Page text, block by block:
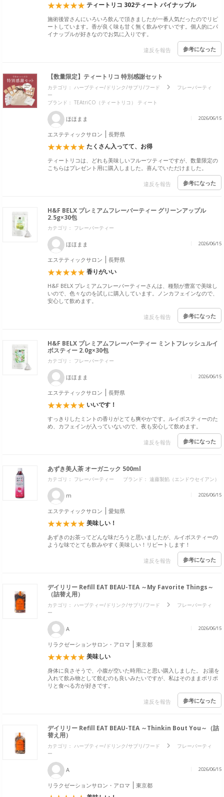
ティートリコ 302ティート パイナップル
施術後皆さんにいろいろ飲んで頂きましたが一番人気だったのでリピ
ートしています。香が良く味も甘く無く飲みやすいです。個人的にパ
イナップルが好きなのでお気に入りです。
違反を報告 参考になった
【数量限定】ティートリコ 特別感謝セット
カテゴリ： ハーブティー/ドリンク/サプリ/フード
フレーバーティ
ー
ブランド： TEAtriCO（ティートリコ） ティート
ほほまま 2026/06/15
エステティックサロン 長野県
たくさん入ってて、お得
ティートリコは、どれも美味しいフルーツティーですが、数量限定の
こちらはプレゼント用に購入しました。喜んでいただけました。
違反を報告 参考になった
H&F BELX プレミアムフレーバーティー グリーンアップル
2.5g×30包
カテゴリ： フレーバーティー
ほほまま 2026/06/15
エステティックサロン 長野県
香りがいい
H&F BELX プレミアムフレーバーティーさんは、種類が豊富で美味し
いので、色々なのを試しに購入しています。ノンカフェインなので、
安心して飲めます。
違反を報告 参考になった
H&F BELX プレミアムフレーバーティー ミントフレッシュルイ
ボスティー 2.0g×30包
カテゴリ： フレーバーティー
ほほまま 2026/06/15
エステティックサロン 長野県
いいです！
すっきりしたミントの香りがとても爽やかです。ルイボスティーのた
め、カフェインが入っていないので、夜も安心して飲めます。
違反を報告 参考になった
あずき美人茶 オーガニック 500ml
カテゴリ： フレーバーティー ブランド： 遠藤製餡（エンドウセイアン）
m 2026/06/15
エステティックサロン 愛知県
美味しい！
あずきのお茶ってどんな味だろうと思いましたが、ルイボスティーの
ような味でとても飲みやすく美味しい！リピートします！
違反を報告 参考になった
デイリリー Refill EAT BEAU-TEA ～My Favorite Things～
（詰替え用）
カテゴリ： ハーブティー/ドリンク/サプリ/フード
フレーバーティ
ー
A 2026/06/15
リラクゼーションサロン・アロマ 東京都
美味しい
身体に良さそうで、小腹が空いた時用にと思い購入しました。 お湯を
入れて飲み物として飲むのも良いみたいですが、私はそのままポリポ
リと食べる方が好きです。
違反を報告 参考になった
デイリリー Refill EAT BEAU-TEA ～Thinkin Bout You～（詰
替え用）
カテゴリ： ハーブティー/ドリンク/サプリ/フード
フレーバーティ
ー
A 2026/06/15
リラクゼーションサロン・アロマ 東京都